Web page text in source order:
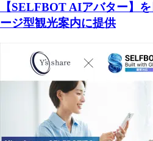
【SELFBOT AIアバター】
ージ型観光案内に提供